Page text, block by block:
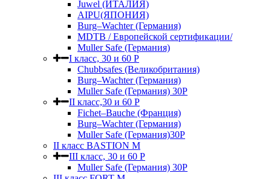
Juwel (ИТАЛИЯ)
AIPU(ЯПОНИЯ)
Burg–Wachter (Германия)
MDTB / Европейской сертификации/
Muller Safe (Германия)
I класс, 30 и 60 P
Chubbsafes (Великобритания)
Burg–Wachter (Германия)
Muller Safe (Германия) 30Р
II класс,30 и 60 P
Fichet–Bauche (Франция)
Burg–Wachter (Германия)
Muller Safe (Германия)30P
II класс BASTION M
III класс, 30 и 60 P
Muller Safe (Германия) 30Р